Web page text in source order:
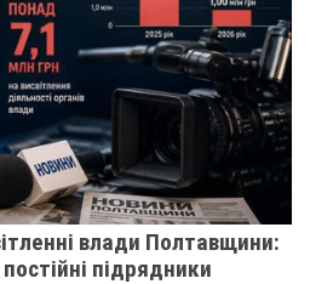
влади Полтавщини:
підрядники